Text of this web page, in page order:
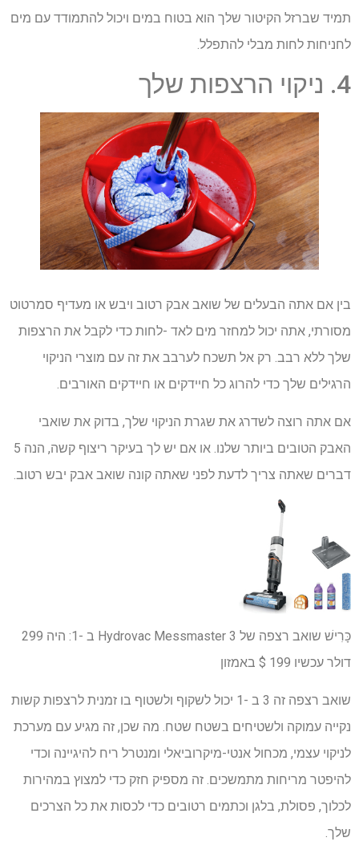
תמיד שברזל הקיטור שלך הוא בטוח במים ויכול להתמודד עם מים
לחניחות לחות מבלי להתפלל.
4. ניקוי הרצפות שלך
בין אם אתה הבעלים של שואב אבק רטוב ויבש או מעדיף סמרטוט
מסורתי, אתה יכול למחזר מים לאד -לחות כדי לקבל את הרצפות
שלך ללא רבב. רק אל תשכח לערבב את זה עם מוצרי הניקוי
הרגילים שלך כדי להרוג כל חיידקים או חיידקים האורבים.
אם אתה רוצה לשדרג את שגרת הניקוי שלך, בדוק את שואבי
האבק הטובים ביותר שלנו. או אם יש לך בעיקר ריצוף קשה, הנה 5
דברים שאתה צריך לדעת לפני שאתה קונה שואב אבק יבש רטוב.
כָּרִישׁ שואב רצפה של Hydrovac Messmaster 3 ב -1:
היה 299
דולר עכשיו 199 $ באמזון
שואב רצפה זה 3 ב -1 יכול לשקוף ולשטוף בו זמנית לרצפות קשות
נקייה עמוקה ולשטיחים בשטח שטח. מה שכן, זה מגיע עם מערכת
לניקוי עצמי, מכחול אנטי-מיקרוביאלי ומנטרל ריח להיגיינה וכדי
להיפטר מריחות מתמשכים. זה מספיק חזק כדי למצוץ במהירות
לכלוך, פסולת, בלגן וכתמים רטובים כדי לכסות את כל הצרכים
שלך.